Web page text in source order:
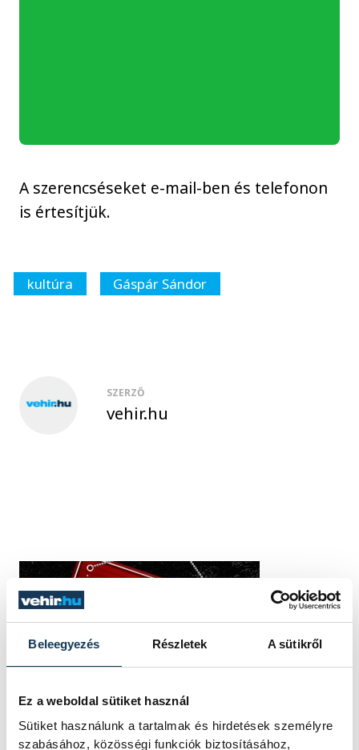
Beleegyezés Részletek A sütikről
Ez a weboldal sütiket használ
Sütiket használunk a tartalmak és hirdetések személyre
szabásához, közösségi funkciók biztosításához,
A szerencséseket e-mail-ben és telefonon
is értesítjük.
kultúra Gáspár Sándor
SZERZŐ
vehir.hu